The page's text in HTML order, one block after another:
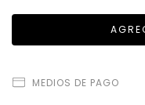
MEDIOS DE PAGO